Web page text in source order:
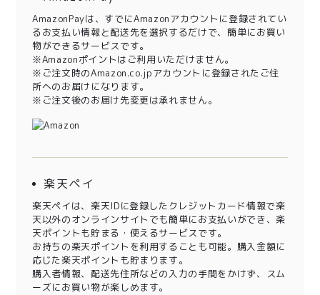
AmazonPayは、すでにAmazonアカウントに登録されてい
るお支払い情報と配送先を選択するだけで、簡単にお買い
物ができるサービスです。
※Amazonポイントはご利用いただけません。
※ご注文時のAmazon.co.jpアカウントに登録されたご住
所へのお届けになります。
※ご注文後のお届け先変更は承れません。
楽天ペイ
楽天ペイは、楽天IDに登録したクレジットカード情報で楽
天以外のオンラインサイトでも簡単にお支払いができ、楽
天ポイントも貯まる・使えるサービスです。
お持ちの楽天ポイントを利用することも可能。購入金額に
応じた楽天ポイントも貯まります。
購入者情報、配送先住所などの入力の手間をかけず、スム
ーズにお買い物が楽しめます。